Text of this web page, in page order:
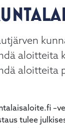
aloitteita
aloitteita
tulee